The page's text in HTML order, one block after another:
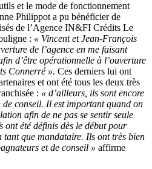
et le mode de fonctionnement
Philippot a pu bénéficier de
de l’Agence IN&FI Crédits Le
: « Vincent et Jean-François
de l’agence en me faisant
d’être opérationnelle à l’ouverture
Connerré ». Ces derniers lui ont
et ont été tous les deux très
: « d’ailleurs, ils sont encore
conseil. Il est important quand on
afin de ne pas se sentir seule
ont été définis dès le début pour
tant que mandataire. Ils ont très bien
et de conseil » affirme